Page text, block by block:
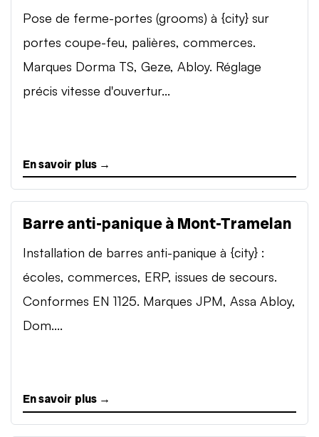
Pose de ferme-portes (grooms) à {city} sur
portes coupe-feu, palières, commerces.
Marques Dorma TS, Geze, Abloy. Réglage
précis vitesse d'ouvertur...
En savoir plus →
Barre anti-panique à Mont-Tramelan
Installation de barres anti-panique à {city} :
écoles, commerces, ERP, issues de secours.
Conformes EN 1125. Marques JPM, Assa Abloy,
Dom....
En savoir plus →